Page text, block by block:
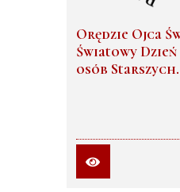
Orędzie Ojca
Światowy
osób Starszych.